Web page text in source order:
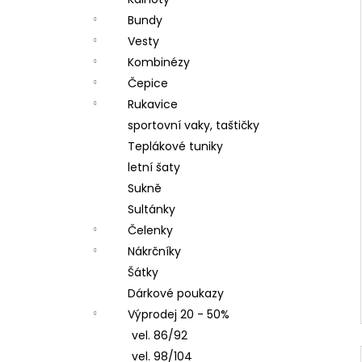
Bundy
Vesty
Kombinézy
Čepice
Rukavice
sportovní vaky, taštičky
Teplákové tuniky
letní šaty
Sukně
Sultánky
Čelenky
Nákrčníky
Šátky
Dárkové poukazy
Výprodej 20 - 50%
vel. 86/92
vel. 98/104
DÍVČÍ SOFTSHELLOVÝ KABÁT, FIALOVÝ,
ZAHRADA
1 450 Kč